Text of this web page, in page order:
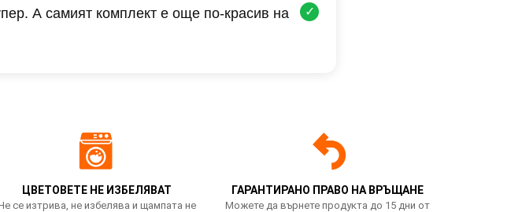
А самият комплект е още по-красив на
✓
ЦВЕТОВЕТЕ НЕ ИЗБЕЛЯВАТ
се изтрива, не избелява и щампата не
ГАРАНТИРАНО ПРАВО НА ВРЪЩАНЕ
Можете да върнете продукта до 15 дни от